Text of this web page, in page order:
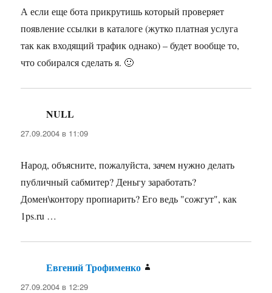
А если еще бота прикрутишь который проверяет
появление ссылки в каталоге (жутко платная услуга
так как входящий трафик однако) – будет вообще то,
что собирался сделать я. 🙂
NULL
27.09.2004 в 11:09
Народ, объясните, пожалуйста, зачем нужно делать
публичный сабмитер? Деньгу заработать?
Домен\контору пропиарить? Его ведь "сожгут", как
1ps.ru …
Евгений Трофименко
27.09.2004 в 12:29